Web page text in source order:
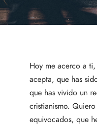
Hoy me acerco a
acepta, que has
que has vivido un
cristianismo.
equivocados, que